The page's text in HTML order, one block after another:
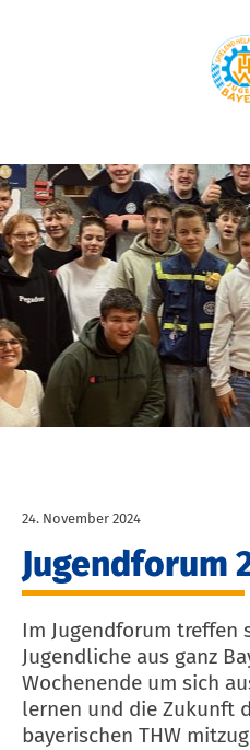
24. November 2024
Jugendforum
Im Jugendforum treffen
Jugendliche aus ganz
Wochenende um sich
lernen und die Zukunft
bayerischen THW